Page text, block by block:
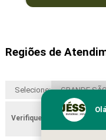
Regiões de
Selecione: GRANDE
Verifique as regiões que